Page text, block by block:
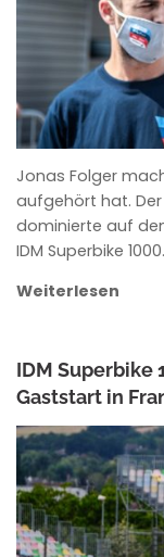
Jonas Folger
aufgehört hat. Der
dominierte auf
IDM Superbike
Weiterlesen
IDM Superbike
Gaststart in
ANKE